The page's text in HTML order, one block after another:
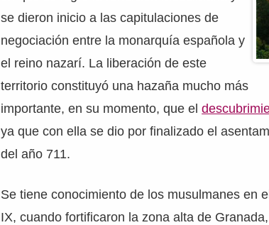
se dieron inicio a las capitulaciones de
negociación entre la monarquía española y
el reino nazarí. La liberación de este
territorio constituyó una hazaña mucho más
importante, en su momento, que el
ya que con ella se dio por finalizado el
del año 711.
Se tiene conocimiento de los musulmanes en
IX, cuando fortificaron la zona alta de